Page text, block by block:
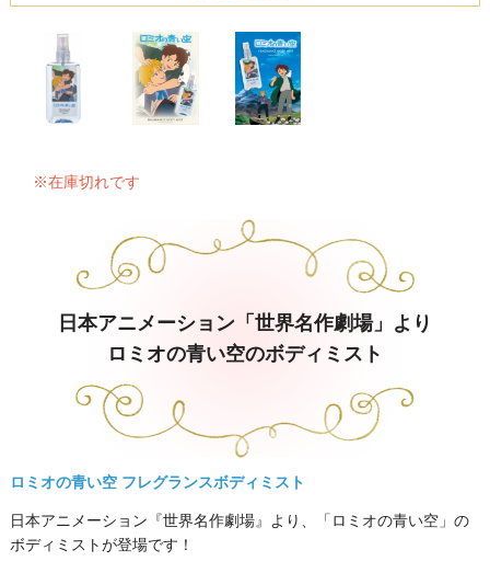
※在庫切れです
日本アニメーション「世界名作劇場」より
ロミオの青い空のボディミスト
ロミオの青い空 フレグランスボディミスト
日本アニメーション『世界名作劇場』より、「ロミオの青い空」の
ボディミストが登場です！